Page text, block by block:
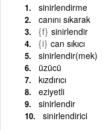
sinirlendirme
canını sıkarak
{f} sinirlendir
{i} can sıkıcı
sinirlendir(mek)
üzücü
kızdırıcı
eziyetli
sinirlendir
sinirlendirici